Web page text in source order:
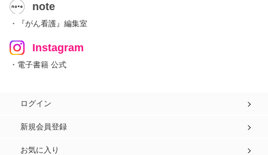
note
・『がん看護』編集室
Instagram
・電子書籍 公式
ログイン
新規会員登録
お気に入り